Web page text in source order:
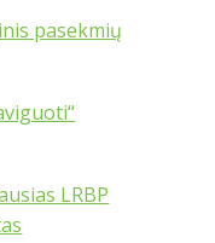
pasekmių
LRBP